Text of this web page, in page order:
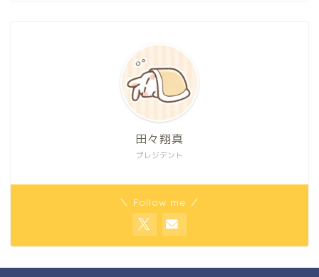
プレジデント
田々翔真
＼ Follow me ／